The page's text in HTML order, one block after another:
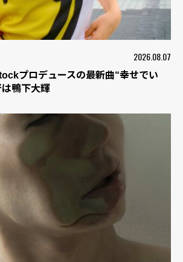
2026.08.07
プロデュースの最新曲“幸せでい
鴨下大輝